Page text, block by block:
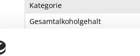
Kategorie
Gesamtalkoholgehalt